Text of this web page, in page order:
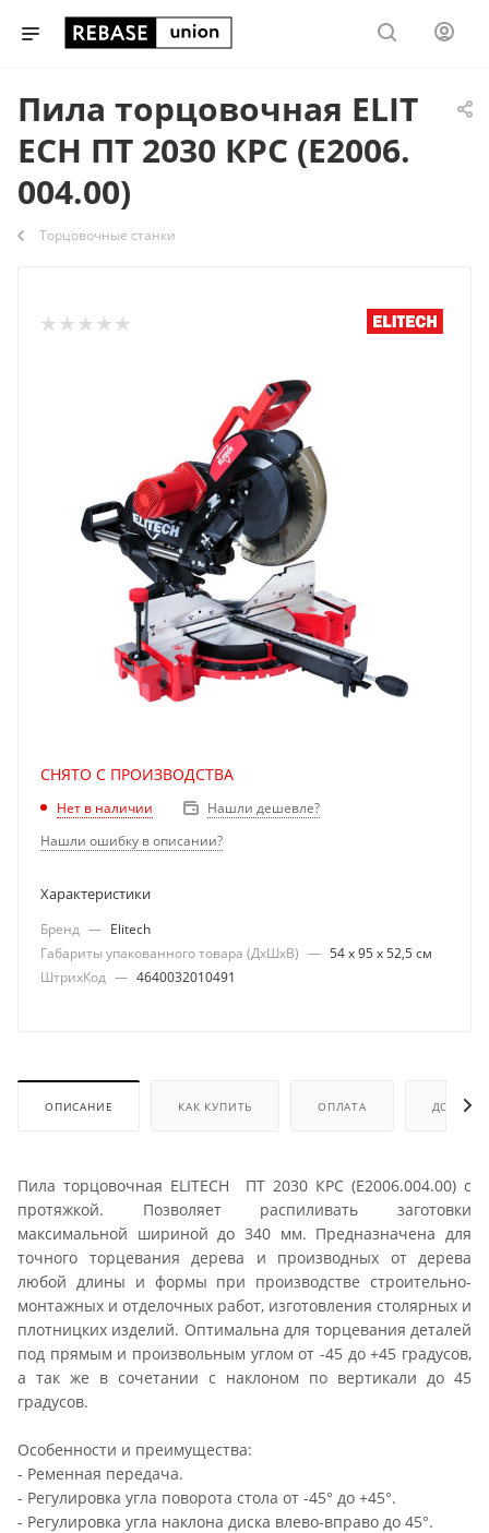
Пила торцовочная ELIT
ECH ПТ 2030 КРС (Е2006.
004.00)
Торцовочные станки
СНЯТО С ПРОИЗВОДСТВА
Нет в наличии
Нашли дешевле?
Нашли ошибку в описании?
Характеристики
Бренд — Elitech
Габариты упакованного товара (ДхШхВ) — 54 х 95 х 52,5 см
ШтрихКод — 4640032010491
ОПИСАНИЕ КАК КУПИТЬ ОПЛАТА
Пила торцовочная ELITECH ПТ 2030 КРС (Е2006.004.00) с
протяжкой. Позволяет распиливать заготовки
максимальной шириной до 340 мм. Предназначена для
точного торцевания дерева и производных от дерева
любой длины и формы при производстве строительно-
монтажных и отделочных работ, изготовления столярных и
плотницких изделий. Оптимальна для торцевания деталей
под прямым и произвольным углом от -45 до +45 градусов,
а так же в сочетании с наклоном по вертикали до 45
градусов.
Особенности и преимущества:
- Ременная передача.
- Регулировка угла поворота стола от -45° до +45°.
- Регулировка угла наклона диска влево-вправо до 45°.